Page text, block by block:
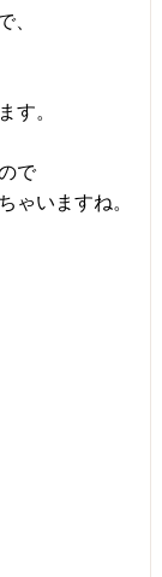
、
す。
で
ゃいますね。